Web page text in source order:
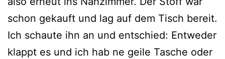
schon gekauft und lag auf dem Tisch bereit.
Ich schaute ihn an und entschied: Entweder
klappt es und ich hab ne geile Tasche oder